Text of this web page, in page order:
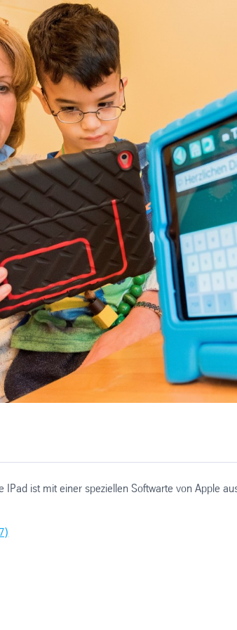
IPad ist mit einer speziellen Softwarte von Apple